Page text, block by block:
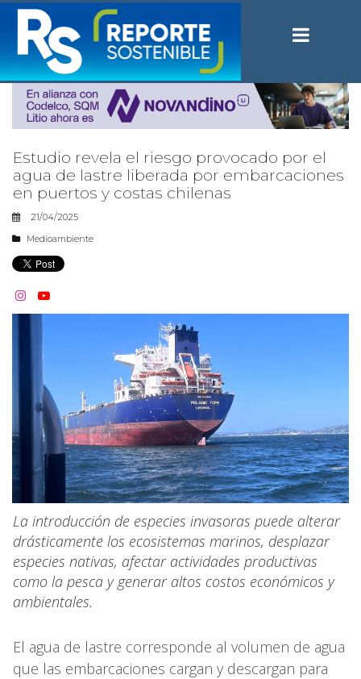
Estudio revela el riesgo provocado por el
agua de lastre liberada por embarcaciones
en puertos y costas chilenas
21/04/2025
Medioambiente
 
La introducción de especies invasoras puede alterar
drásticamente los ecosistemas marinos, desplazar
especies nativas, afectar actividades productivas
como la pesca y generar altos costos económicos y
ambientales.
El agua de lastre corresponde al volumen de agua
que las embarcaciones cargan y descargan para